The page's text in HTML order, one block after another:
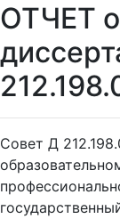
ОТЧЕТ
Совет Д